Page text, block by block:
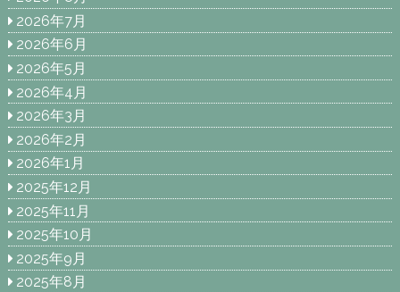
2026年7月
2026年6月
2026年5月
2026年4月
2026年3月
2026年2月
2026年1月
2025年12月
2025年11月
2025年10月
2025年9月
2025年8月